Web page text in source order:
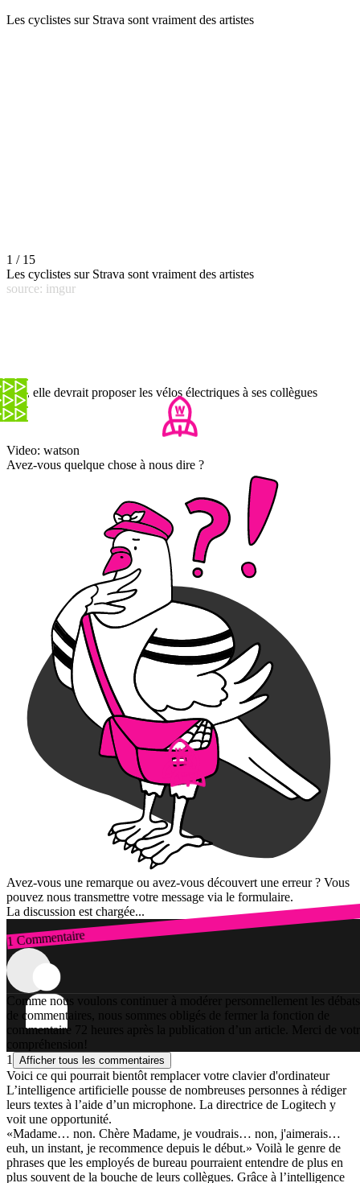
Les cyclistes sur Strava sont vraiment des artistes
1 / 15
Les cyclistes sur Strava sont vraiment des artistes
source: imgur
Elle, elle devrait proposer les vélos électriques à ses collègues
Video: watson
Avez-vous quelque chose à nous dire ?
Avez-vous une remarque ou avez-vous découvert une erreur ? Vous
pouvez nous transmettre votre message via le formulaire.
La discussion est chargée...
1 Commentaire
Connexion
Comme nous voulons continuer à modérer personnellement les débats
de commentaires, nous sommes obligés de fermer la fonction de
commentaire 72 heures après la publication d’un article. Merci de
compréhension!
1
Afficher tous les commentaires
Voici ce qui pourrait bientôt remplacer votre clavier d'ordinateur
L’intelligence artificielle pousse de nombreuses personnes à rédiger
leurs textes à l’aide d’un microphone. La directrice de Logitech y
voit une opportunité.
«Madame… non. Chère Madame, je voudrais… non, j'aimerais…
euh, un instant, je recommence depuis le début.» Voilà le genre de
phrases que les employés de bureau pourraient entendre de plus en
plus souvent de la bouche de leurs collègues. Grâce à l’intelligence